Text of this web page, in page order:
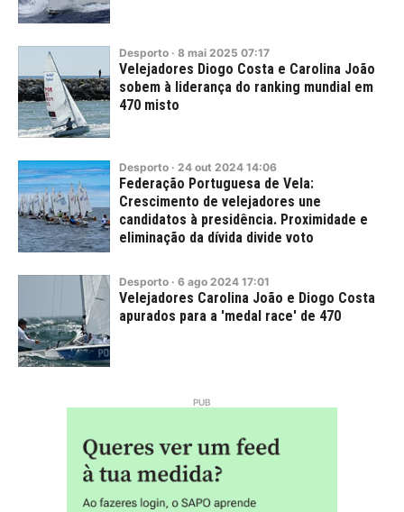
Desporto · 8 mai 2025 07:17
Velejadores Diogo Costa e Carolina João
sobem à liderança do ranking mundial em
470 misto
Desporto · 24 out 2024 14:06
Federação Portuguesa de Vela:
Crescimento de velejadores une
candidatos à presidência. Proximidade e
eliminação da dívida divide voto
Desporto · 6 ago 2024 17:01
Velejadores Carolina João e Diogo Costa
apurados para a 'medal race' de 470